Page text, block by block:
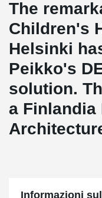
The
Children's
Helsinki
Peikko's
solution.
a Finlandia
Informazioni